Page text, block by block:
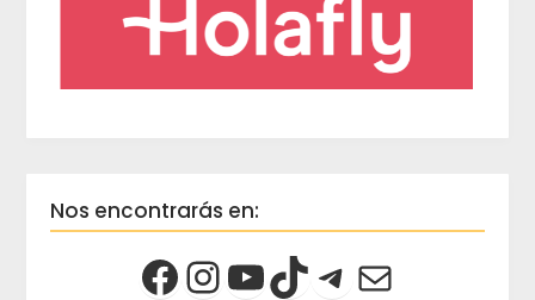
Nos encontrarás en: